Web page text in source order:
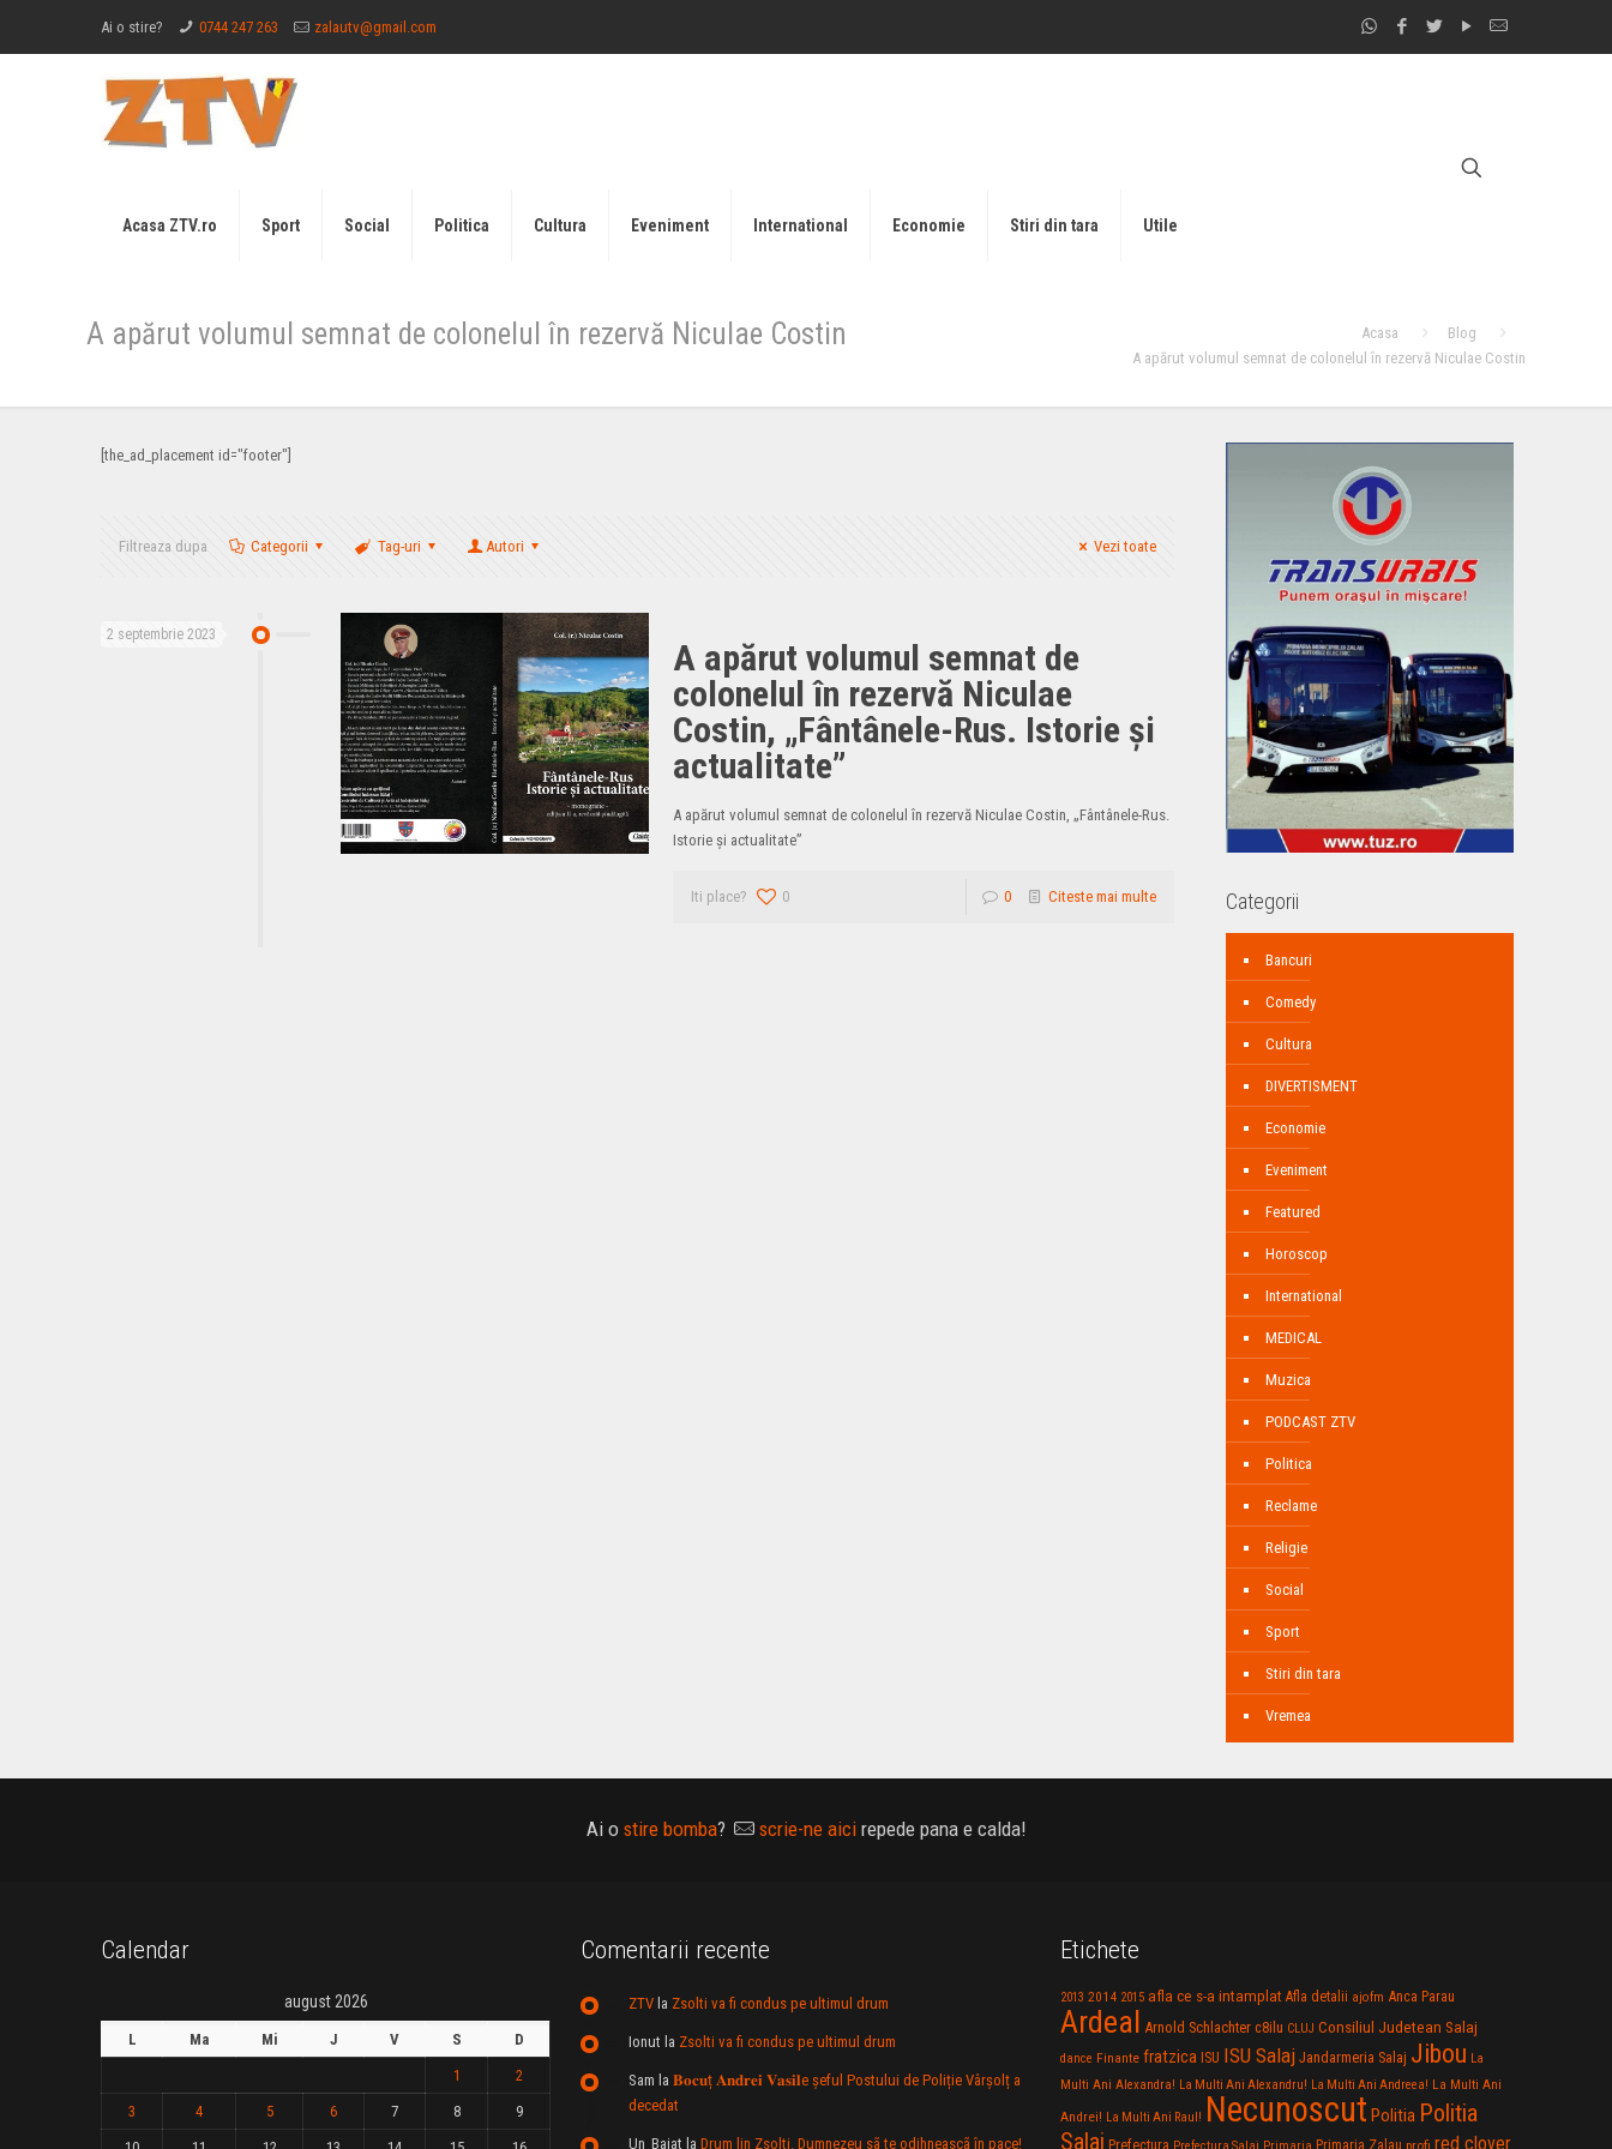
Ai o stire? 0744 247 263 zalautv@gmail.com
Acasa ZTV.ro Sport Social Politica Cultura Eveniment International Economie Stiri din tara Utile
A apărut volumul semnat de colonelul în rezervă Niculae Costin Acasa
Blog
A apărut volumul semnat de colonelul în rezervă Niculae Costin
[the_ad_placement id="footer"]
Filtreaza dupa Categorii Tag-uri Autori Vezi toate
2 septembrie 2023
A apărut volumul semnat de
colonelul în rezervă Niculae
Costin, „Fântânele-Rus. Istorie şi
actualitate”
A apărut volumul semnat de colonelul în rezervă Niculae Costin, „Fântânele-Rus.
Istorie şi actualitate”
Iti place? 0 0 Citeste mai multe Categorii
Bancuri
Comedy
Cultura
DIVERTISMENT
Economie
Eveniment
Featured
Horoscop
International
MEDICAL
Muzica
PODCAST ZTV
Politica
Reclame
Religie
Social
Sport
Stiri din tara
Vremea
Ai o stire bomba? scrie-ne aicirepede pana e calda!
Calendar
august 2026
L Ma Mi J V S
D
1
2
3
4 5 6 7 8
9
Comentarii recente
ZTVla Zsolti va fi condus pe ultimul drum
Ionut la Zsolti va fi condus pe ultimul drum
Sam la 𝐁𝐨𝐜𝐮ț 𝐀𝐧𝐝𝐫𝐞𝐢 𝐕𝐚𝐬𝐢𝐥e şeful Postului de Poliție Vârșolț a
decedat
Un_Baiat la Drum lin Zsolti. Dumnezeu sã te odihneascã în pace!
Etichete
2013 2014 2015 afla ce s-a intamplat Afla detalii ajofm Anca Parau
Ardeal Arnold Schlachter c8ilu CLUJ Consiliul Judetean Salaj
dance Finante fratzica ISU ISU Salaj Jandarmeria Salaj Jibou La
Multi Ani Alexandra! La Multi Ani Alexandru! La Multi Ani Andreea! La Multi Ani
Andrei! La Multi Ani Raul! Necunoscut Politia Politia
Salaj Prefectura Primaria Zalau profi red clover